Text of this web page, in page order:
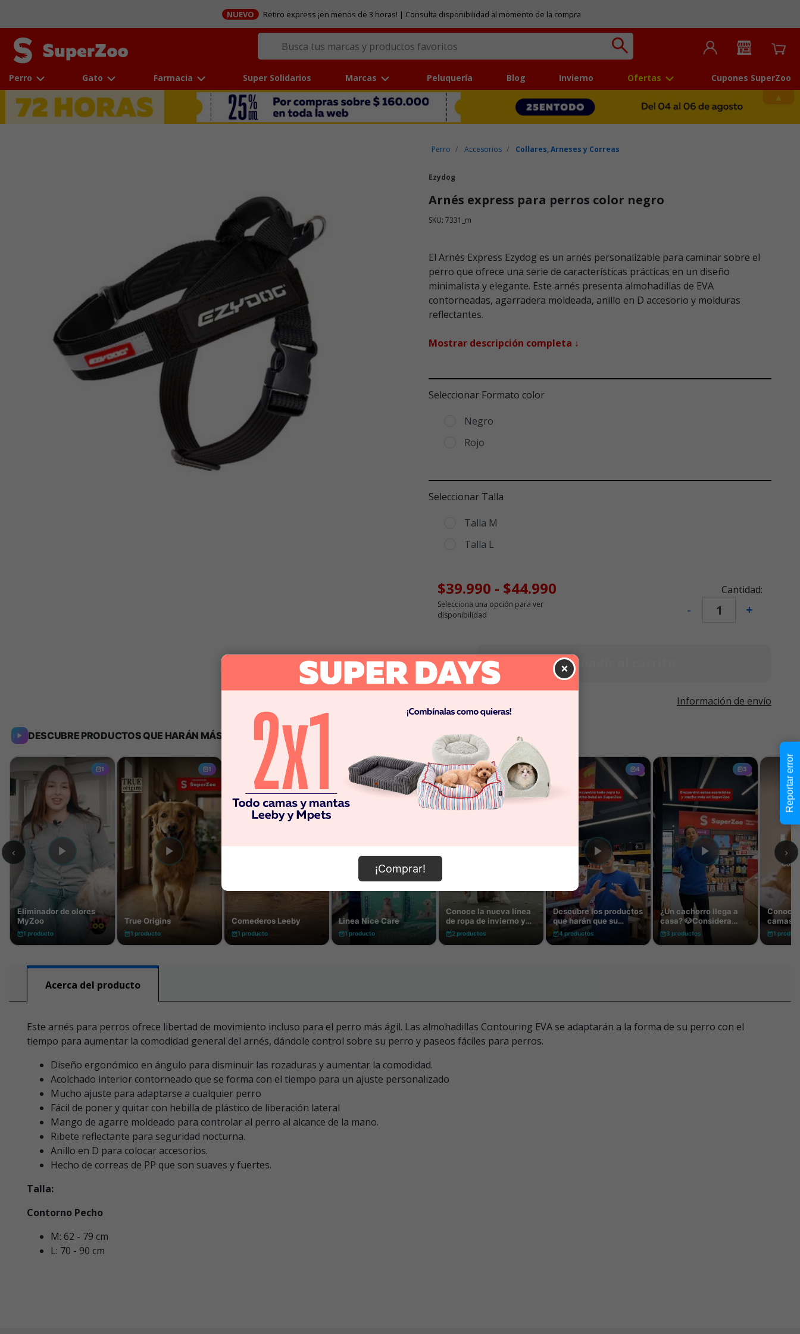
NUEVO Retiro express ¡en menos de 3 horas! | Consulta disponibilidad al momento de la compra
Perro Gato Farmacia Super Solidarios Marcas Peluquería Blog Invierno Ofertas Cupones SuperZoo
Perro Accesorios Collares, Arneses y Correas
Ezydog
Arnés express para perros color negro
SKU: 7331_m
El Arnés Express Ezydog es un arnés personalizable para caminar sobre el
perro que ofrece una serie de características prácticas en un diseño
minimalista y elegante. Este arnés presenta almohadillas de EVA
contorneadas, agarradera moldeada, anillo en D accesorio y molduras
reflectantes.
Mostrar descripción completa ↓
Seleccionar Formato color
Negro
Rojo
Seleccionar Talla
Talla M
Talla L
Cantidad:
- +
$39.990 - $44.990
Selecciona una opción para ver
disponibilidad
Añadir al carrito
Información de envío
Acerca del producto
Este arnés para perros ofrece libertad de movimiento incluso para el perro más ágil. Las almohadillas Contouring EVA se adaptarán a la forma de su perro con el
tiempo para aumentar la comodidad general del arnés, dándole control sobre su perro y paseos fáciles para perros.
Diseño ergonómico en ángulo para disminuir las rozaduras y aumentar la comodidad.
Acolchado interior contorneado que se forma con el tiempo para un ajuste personalizado
Mucho ajuste para adaptarse a cualquier perro
Fácil de poner y quitar con hebilla de plástico de liberación lateral
Mango de agarre moldeado para controlar al perro al alcance de la mano.
Ribete reflectante para seguridad nocturna.
Anillo en D para colocar accesorios.
Hecho de correas de PP que son suaves y fuertes.
Talla:
Contorno Pecho
M: 62 - 79 cm
L: 70 - 90 cm
×
¡Comprar!
Reportar error